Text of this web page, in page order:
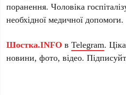
поранення. Чоловіка
необхідної медичної допомоги.
Шостка.INFO вTelegram.
новини, фото, відео.